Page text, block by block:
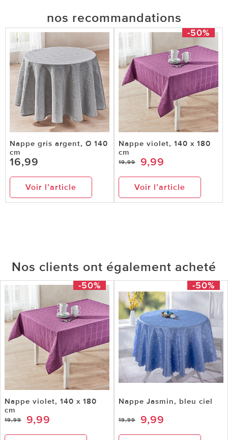
nos recommandations
Nappe gris argent, Ø 140
cm
16,99
Voir l’article
-50%
Nappe violet, 140 x 180
cm
19,99 9,99
Voir l’article
Nos clients ont également acheté
-50%
Nappe violet, 140 x 180
cm
19,99 9,99
-50%
Nappe Jasmin, bleu ciel
19,99 9,99